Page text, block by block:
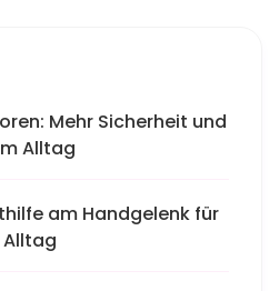
Mehr Sicherheit und
Alltag
am Handgelenk für
Alltag